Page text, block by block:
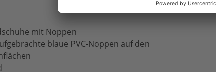
mit Noppen
blaue PVC-Noppen auf den